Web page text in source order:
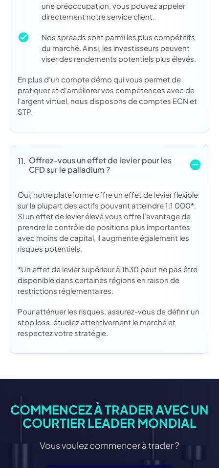
une préoccupation, vous pouvez appeler
directement notre service client.
Nos spreads sont parmi les plus compétitifs
du marché. Ainsi, les investisseurs peuvent
viser des rendements potentiels plus élevés.
En plus d'un compte démo qui vous permet de
pratiquer et d'améliorer vos compétences avec de
l'argent virtuel, nous disposons de comptes ECN et
STP.
11. Offrez-vous un effet de levier pour les
CFD sur le palladium ?
Oui, notre plateforme offre un effet de levier flexible
sur la plupart des actifs pouvant atteindre 1:1 000*.
Si un effet de levier élevé vous offre l’avantage de
prendre le contrôle de positions plus importantes
avec moins de capital, il augmente également les
risques potentiels.
*Un effet de levier supérieur à 1h30 peut ne pas être
disponible dans certaines régions en raison de
restrictions réglementaires.
Pour atténuer les risques, assurez-vous de définir un
stop loss, étudiez attentivement le marché et
respectez votre stratégie.
COMMENCEZ À TRADER AVEC UN
COURTIER LEADER MONDIAL
Vous voulez commencer à trader ?